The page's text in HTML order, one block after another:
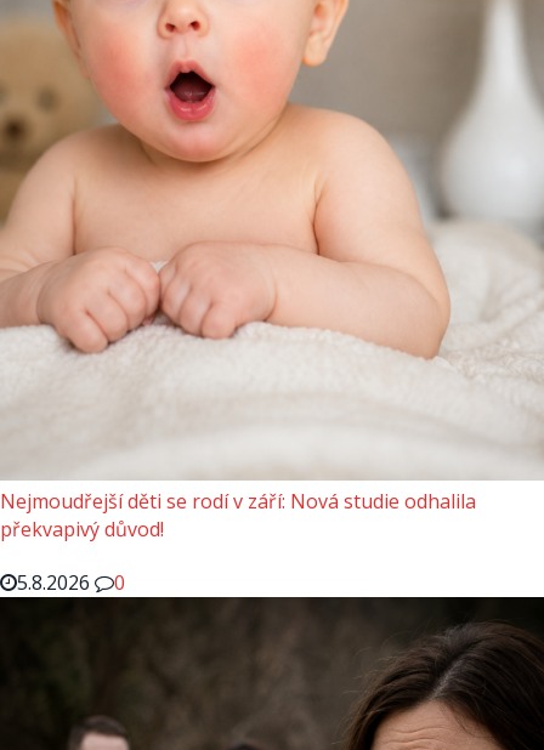
Nejmoudřejší děti se rodí v září: Nová studie odhalila
překvapivý důvod!
5.8.2026
0